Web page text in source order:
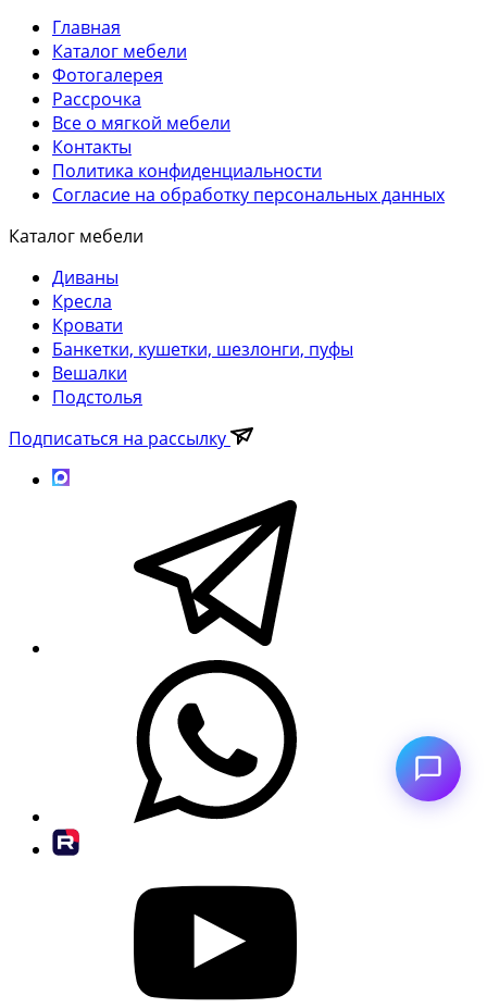
Главная
Каталог мебели
Фотогалерея
Рассрочка
Все о мягкой мебели
Контакты
Политика конфиденциальности
Согласие на обработку персональных данных
Каталог мебели
Диваны
Кресла
Кровати
Банкетки, кушетки, шезлонги, пуфы
Вешалки
Подстолья
Подписаться на рассылку